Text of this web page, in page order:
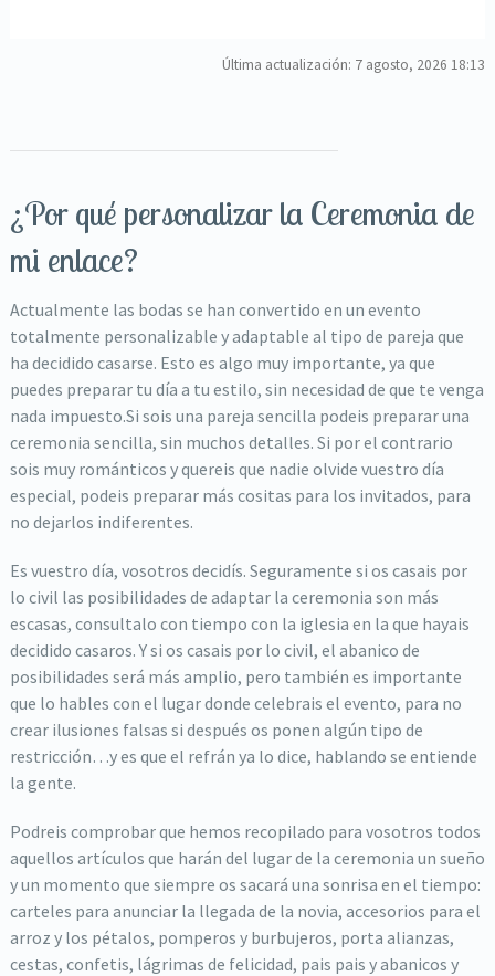
Última actualización: 7 agosto, 2026 18:13
¿Por qué personalizar la Ceremonia de
mi enlace?
Actualmente las bodas se han convertido en un evento
totalmente personalizable y adaptable al tipo de pareja que
ha decidido casarse. Esto es algo muy importante, ya que
puedes preparar tu día a tu estilo, sin necesidad de que te venga
nada impuesto.Si sois una pareja sencilla podeis preparar una
ceremonia sencilla, sin muchos detalles. Si por el contrario
sois muy románticos y quereis que nadie olvide vuestro día
especial, podeis preparar más cositas para los invitados, para
no dejarlos indiferentes.
Es vuestro día, vosotros decidís. Seguramente si os casais por
lo civil las posibilidades de adaptar la ceremonia son más
escasas, consultalo con tiempo con la iglesia en la que hayais
decidido casaros. Y si os casais por lo civil, el abanico de
posibilidades será más amplio, pero también es importante
que lo hables con el lugar donde celebrais el evento, para no
crear ilusiones falsas si después os ponen algún tipo de
restricción…y es que el refrán ya lo dice, hablando se entiende
la gente.
Podreis comprobar que hemos recopilado para vosotros todos
aquellos artículos que harán del lugar de la ceremonia un sueño
y un momento que siempre os sacará una sonrisa en el tiempo:
carteles para anunciar la llegada de la novia, accesorios para el
arroz y los pétalos, pomperos y burbujeros, porta alianzas,
cestas, confetis, lágrimas de felicidad, pais pais y abanicos y